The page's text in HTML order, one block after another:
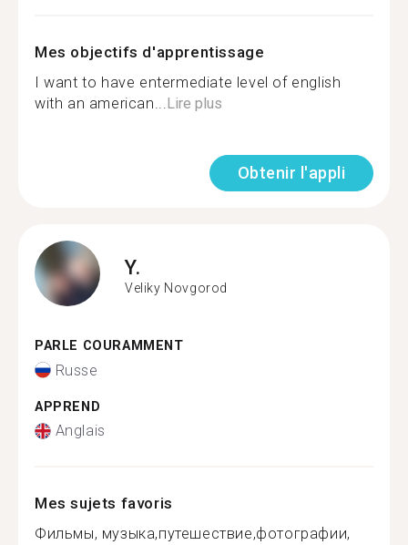
Mes objectifs d'apprentissage
I want to have entermediate level of english
with an american...Lire plus
Obtenir l'appli
Y.
Veliky Novgorod
PARLE COURAMMENT
Russe
APPREND
Anglais
Mes sujets favoris
Фильмы, музыка,путешествие,фотографии,